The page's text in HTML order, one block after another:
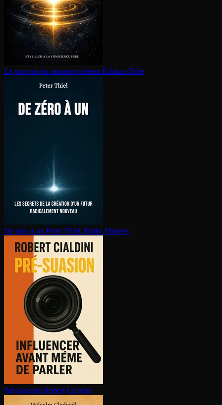
Le pouvoir du moment présent Eckhart Tolle
De zéro à un Peter Thiel, Blake Masters
Pré-Suasion Robert Cialdini